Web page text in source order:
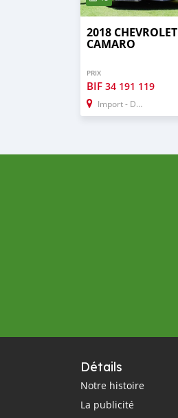
2018 CHEVROLET
CAMARO
PRIX
BIF 34 191 119
Import - Dubai
Détails
Notre histoire
La publicité